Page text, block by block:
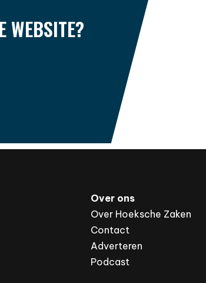
WEBSITE?
Over ons
Over Hoeksche Zaken
Contact
Adverteren
Podcast